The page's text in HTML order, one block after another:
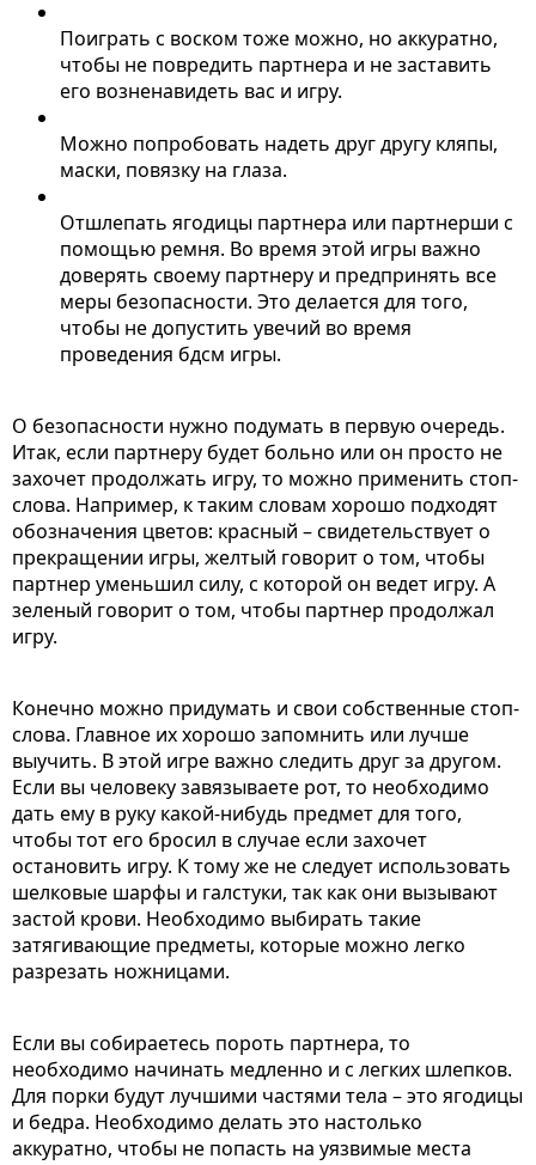
Поиграть с воском тоже можно, но аккуратно,
чтобы не повредить партнера и не заставить
его возненавидеть вас и игру.
Можно попробовать надеть друг другу кляпы,
маски, повязку на глаза.
Отшлепать ягодицы партнера или партнерши с
помощью ремня. Во время этой игры важно
доверять своему партнеру и предпринять все
меры безопасности. Это делается для того,
чтобы не допустить увечий во время
проведения бдсм игры.
О безопасности нужно подумать в первую очередь.
Итак, если партнеру будет больно или он просто не
захочет продолжать игру, то можно применить стоп-
слова. Например, к таким словам хорошо подходят
обозначения цветов: красный – свидетельствует о
прекращении игры, желтый говорит о том, чтобы
партнер уменьшил силу, с которой он ведет игру. А
зеленый говорит о том, чтобы партнер продолжал
игру.
Конечно можно придумать и свои собственные стоп-
слова. Главное их хорошо запомнить или лучше
выучить. В этой игре важно следить друг за другом.
Если вы человеку завязываете рот, то необходимо
дать ему в руку какой-нибудь предмет для того,
чтобы тот его бросил в случае если захочет
остановить игру. К тому же не следует использовать
шелковые шарфы и галстуки, так как они вызывают
застой крови. Необходимо выбирать такие
затягивающие предметы, которые можно легко
разрезать ножницами.
Если вы собираетесь пороть партнера, то
необходимо начинать медленно и с легких шлепков.
Для порки будут лучшими частями тела – это ягодицы
и бедра. Необходимо делать это настолько
аккуратно, чтобы не попасть на уязвимые места